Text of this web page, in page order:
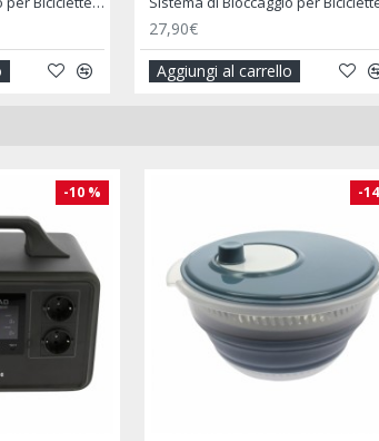
49,90€
Aggiungi al carrello
-15 %